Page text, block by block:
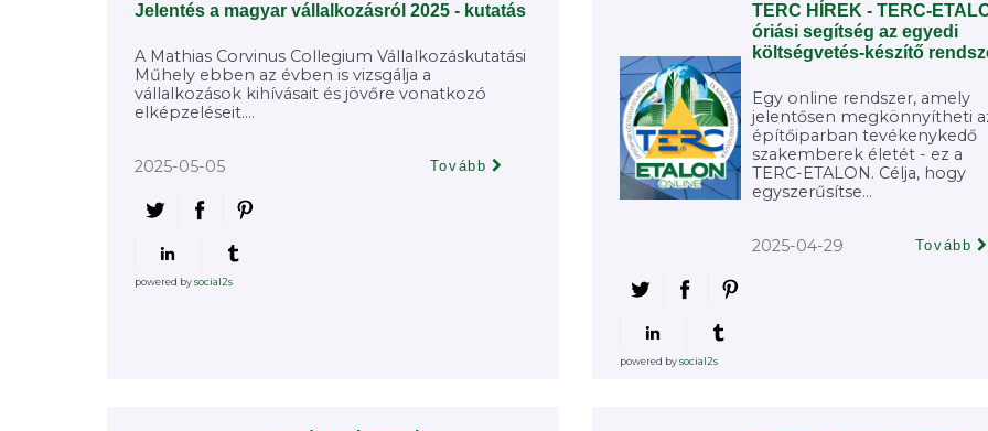
Jelentés a magyar vállalkozásról 2025 - kutatás
A Mathias Corvinus Collegium Vállalkozáskutatási
Műhely ebben az évben is vizsgálja a
vállalkozások kihívásait és jövőre vonatkozó
elképzeléseit....
2025-05-05 Tovább
powered bysocial2s
TERC HÍREK - TERC-
óriási segítség az egyedi
költségvetés-készítő
Egy online rendszer, amely
jelentősen megkönnyítheti
építőiparban tevékenykedő
szakemberek életét - ez a
TERC-ETALON. Célja, hogy
egyszerűsítse...
2025-04-29 Tovább
powered bysocial2s